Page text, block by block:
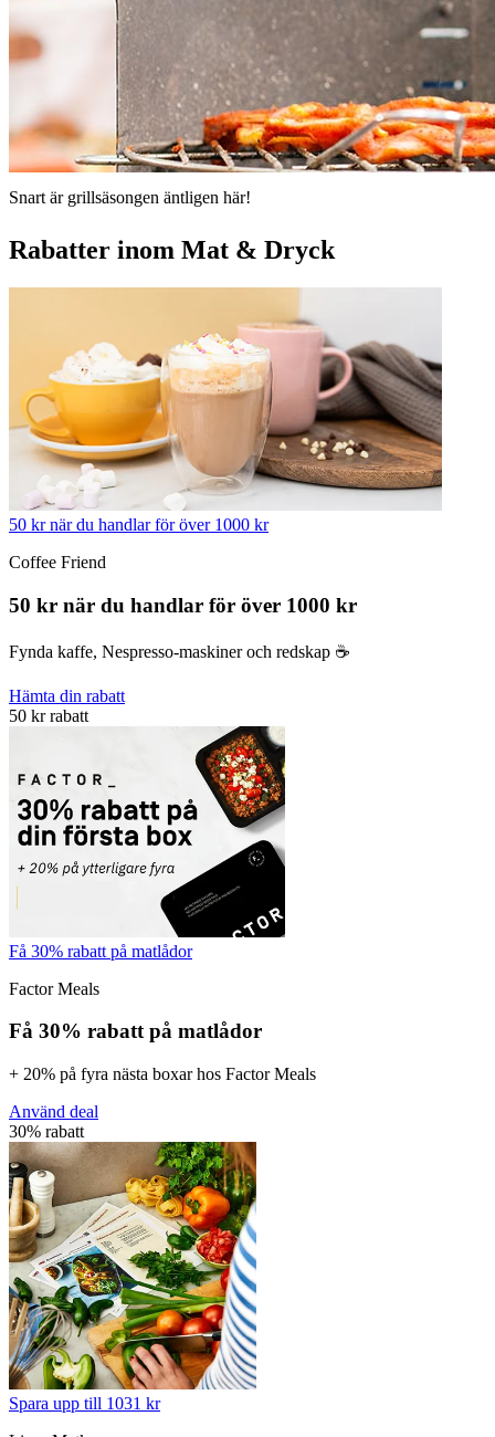
Snart är grillsäsongen äntligen här!
Rabatter inom Mat & Dryck
50 kr när du handlar för över 1000 kr
Coffee Friend
50 kr när du handlar för över 1000 kr
Fynda kaffe, Nespresso-maskiner och redskap ☕️
Hämta din rabatt
50 kr rabatt
Få 30% rabatt på matlådor
Factor Meals
Få 30% rabatt på matlådor
+ 20% på fyra nästa boxar hos Factor Meals
Använd deal
30% rabatt
Spara upp till 1031 kr